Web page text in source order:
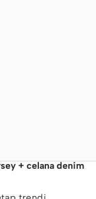
+ celana denim